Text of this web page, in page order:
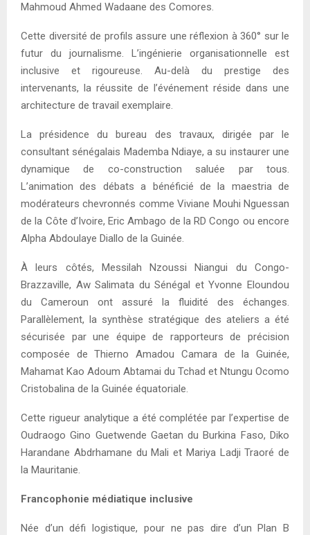
Mahmoud Ahmed Wadaane des Comores.
Cette diversité de profils assure une réflexion à 360° sur le
futur du journalisme. L’ingénierie organisationnelle est
inclusive et rigoureuse. Au-delà du prestige des
intervenants, la réussite de l’événement réside dans une
architecture de travail exemplaire.
La présidence du bureau des travaux, dirigée par le
consultant sénégalais Mademba Ndiaye, a su instaurer une
dynamique de co-construction saluée par tous.
L’animation des débats a bénéficié de la maestria de
modérateurs chevronnés comme Viviane Mouhi Nguessan
de la Côte d’Ivoire, Eric Ambago de la RD Congo ou encore
Alpha Abdoulaye Diallo de la Guinée.
À leurs côtés, Messilah Nzoussi Niangui du Congo-
Brazzaville, Aw Salimata du Sénégal et Yvonne Eloundou
du Cameroun ont assuré la fluidité des échanges.
Parallèlement, la synthèse stratégique des ateliers a été
sécurisée par une équipe de rapporteurs de précision
composée de Thierno Amadou Camara de la Guinée,
Mahamat Kao Adoum Abtamai du Tchad et Ntungu Ocomo
Cristobalina de la Guinée équatoriale.
Cette rigueur analytique a été complétée par l’expertise de
Oudraogo Gino Guetwende Gaetan du Burkina Faso, Diko
Harandane Abdrhamane du Mali et Mariya Ladji Traoré de
la Mauritanie.
Francophonie médiatique inclusive
Née d’un défi logistique, pour ne pas dire d’un Plan B